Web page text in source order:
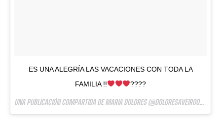
ES UNA ALEGRÍA LAS VACACIONES CON TODA LA
FAMILIA !!
????
UNA PUBLICACIÓN COMPARTIDA DE MARIA DOLORES (@DOLORESAVEIROOFFICIAL) EL